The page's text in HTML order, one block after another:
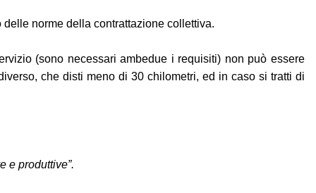
norme della contrattazione collettiva.
(sono necessari ambedue i requisiti) non può essere
che disti meno di 30 chilometri, ed in caso si tratti di
e produttive”.